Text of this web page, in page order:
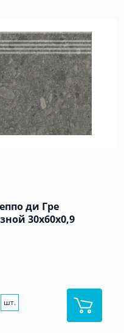
ди Гре
30x60x0,9
шт.